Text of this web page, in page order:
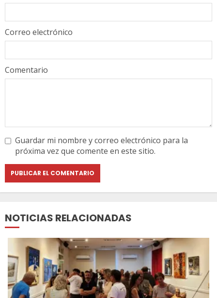
Comentario
Correo electrónico
Guardar mi nombre y correo electrónico para la
próxima vez que comente en este sitio.
NOTICIAS RELACIONADAS